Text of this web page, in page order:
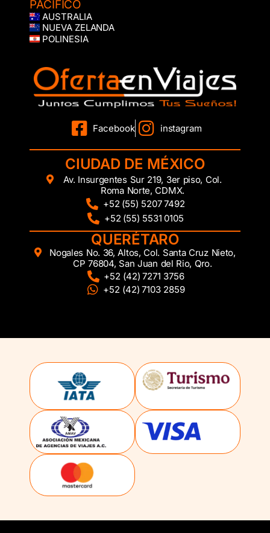
PACÍFICO
AUSTRALIA
NUEVA ZELANDA
POLINESIA
Facebook instagram
CIUDAD DE MÉXICO
Av. Insurgentes Sur 219, 3er piso, Col.
Roma Norte, CDMX.
+52 (55) 5207 7492
+52 (55) 5531 0105
QUERÉTARO
Nogales No. 36, Altos, Col. Santa Cruz Nieto,
CP 76804, San Juan del Rio, Qro.
+52 (42) 7271 3756
+52 (42) 7103 2859